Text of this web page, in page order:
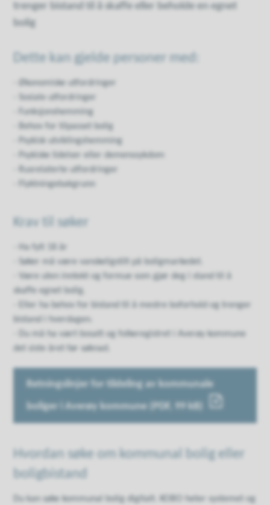
trenger bistand til å skaffe eller beholde en egnet
bolig
Dette kan gjelde personer med:
- Økonomiske utfordringer
- Sosiale utfordringer
- Funksjonshemming
- Behov for tilpasset bolig
- Psykisk utviklingshemming
- Psykiske lidelser eller demenssykdom
- Rusrelaterte utfordringer
- Flyktningebakgrunn
Krav til søker
- Søker må være vanskeligstilt på boligmarkedet.
- Være uten inntekt og formue som gjør deg i stand til å
skaffe egnet bolig.
- Eller ha behov for bistand til å mestre boforhold og trenger
bistand i hverdagen.
- Du må ha vært bosatt og folkeregistret i Averøy kommune
det siste året før søknad.
Retningslinjer for tildeling av kommunale
boliger i Averøy kommune (PDF, 99 kB)
Hvordan søke om kommunal bolig eller
boligbistand
Du kan søke kommunal bolig digitalt. KOBO heter systemet og